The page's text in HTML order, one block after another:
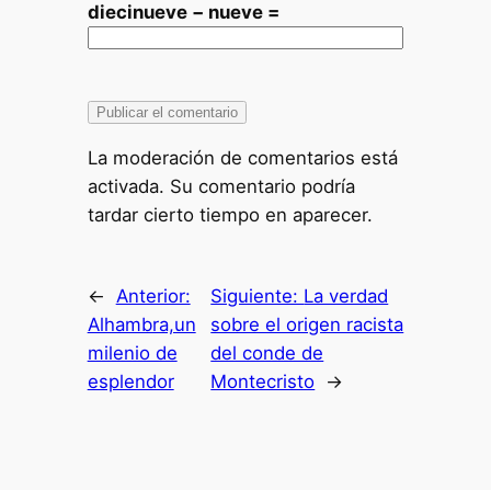
diecinueve − nueve =
La moderación de comentarios está
activada. Su comentario podría
tardar cierto tiempo en aparecer.
← Anterior:
Alhambra,un
milenio de
esplendor
Siguiente: La verdad
sobre el origen racista
del conde de
Montecristo →